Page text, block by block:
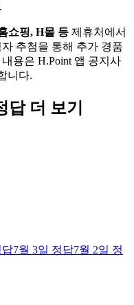
쇼핑, H몰 등 제휴처에서
추첨을 통해 추가 경품
용은 H.Point 앱 공지사
니다.
답 더 보기
답7월 3일 정답7월 2일 정